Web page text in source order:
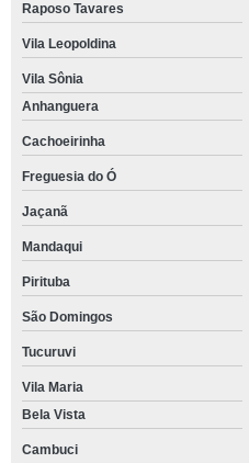
Raposo Tavares
Vila Leopoldina
Vila Sônia
Anhanguera
Cachoeirinha
Freguesia do Ó
Jaçanã
Mandaqui
Pirituba
São Domingos
Tucuruvi
Vila Maria
Bela Vista
Cambuci